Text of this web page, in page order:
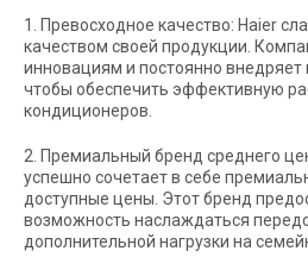
1. Превосходное качество: Haier
качеством своей продукции.
инновациям и постоянно внедряет
чтобы обеспечить эффективную
кондиционеров.
2. Премиальный бренд среднего
успешно сочетает в себе
доступные цены. Этот бренд
возможность наслаждаться
дополнительной нагрузки на